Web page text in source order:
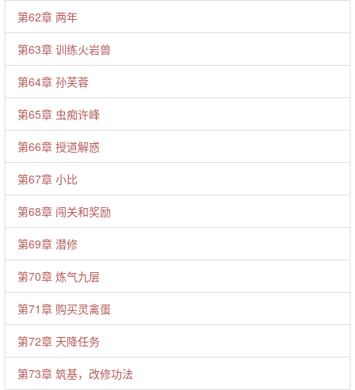
第62章 两年
第63章 训练火岩兽
第64章 孙芙蓉
第65章 虫痴许峰
第66章 授道解惑
第67章 小比
第68章 闯关和奖励
第69章 潜修
第70章 炼气九层
第71章 购买灵禽蛋
第72章 天降任务
第73章 筑基，改修功法